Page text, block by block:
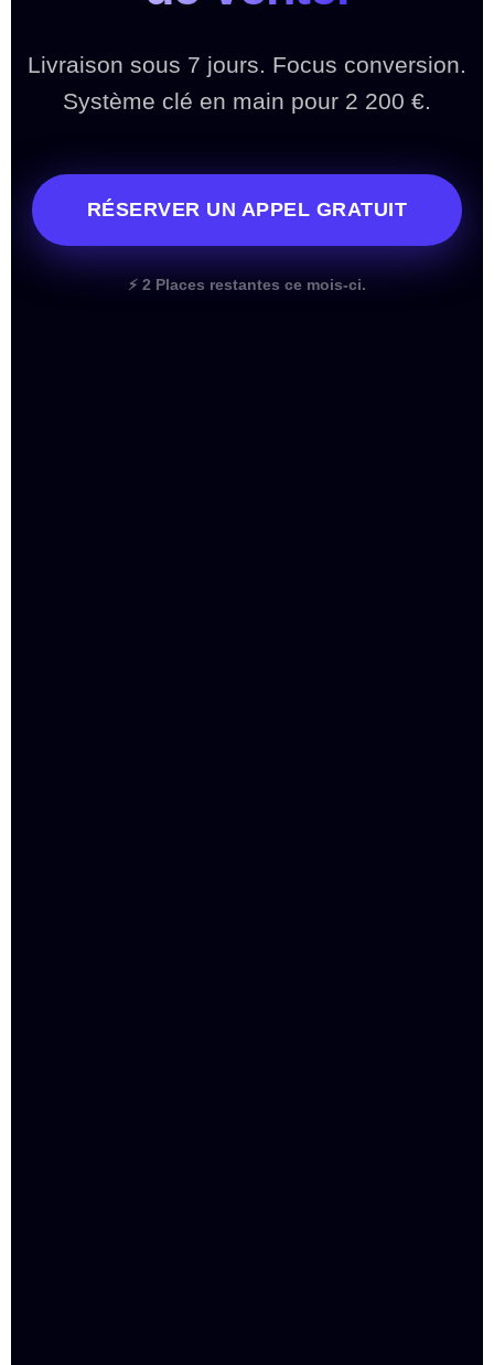
Livraison sous 7 jours. Focus conversion.
Système clé en main pour 2 200 €.
RÉSERVER UN APPEL GRATUIT
⚡ 2 Places restantes ce mois-ci.